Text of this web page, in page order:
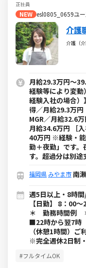
正社員
NEW esl0805_0659ユ
介護
介護（介
月給29.3万円～
経験等により変
経験入社の場合
得／月給29.3万
MGR／月給32.6
月給34.6万円 ［
40万円 ※経験・
勤＋夜勤」です。
す。超過分は別途
福岡県 みやま市南
週5日以上・8時間
【日勤】 8：00
＊ 勤務時間例
■22時から翌7時
（休憩1時間）ご
※完全週休2日制
#フルタイムOK